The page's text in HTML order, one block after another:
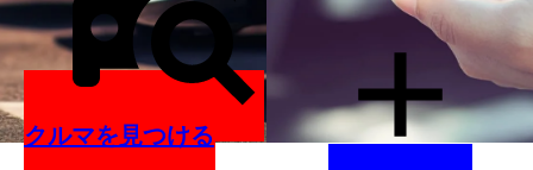
クルマを見つける